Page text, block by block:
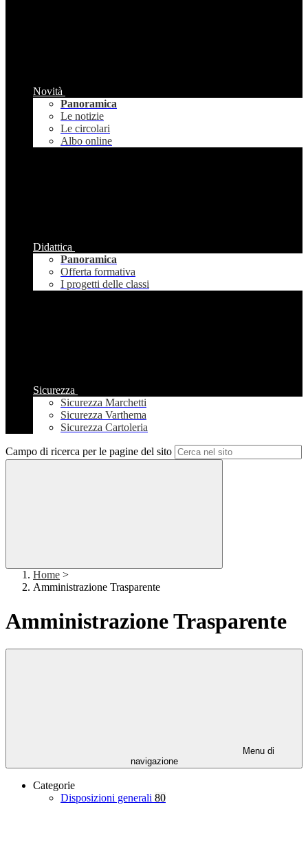
Novità
Panoramica
Le notizie
Le circolari
Albo online
Didattica
Panoramica
Offerta formativa
I progetti delle classi
Sicurezza
Sicurezza Marchetti
Sicurezza Varthema
Sicurezza Cartoleria
Campo di ricerca per le pagine del sito
Home >
Amministrazione Trasparente
Amministrazione Trasparente
Menu di
navigazione
Categorie
Disposizioni generali 80